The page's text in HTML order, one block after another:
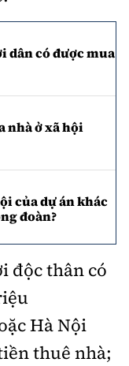
dân có được mua
nhà ở xã hội
của dự án khác
đoàn?
độc thân có
Hà Nội
thuê nhà;